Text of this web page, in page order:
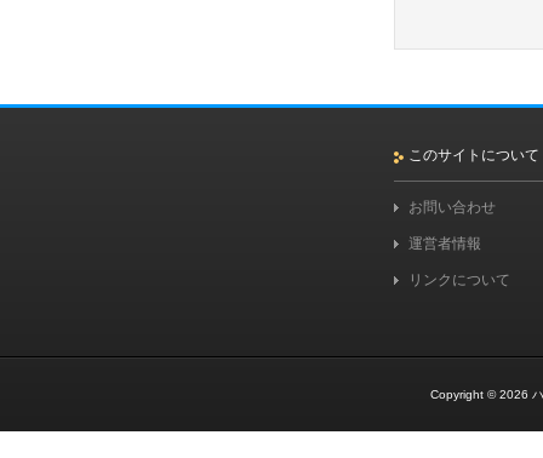
このサイトについて
お問い合わせ
運営者情報
リンクについて
Copyright © 2026